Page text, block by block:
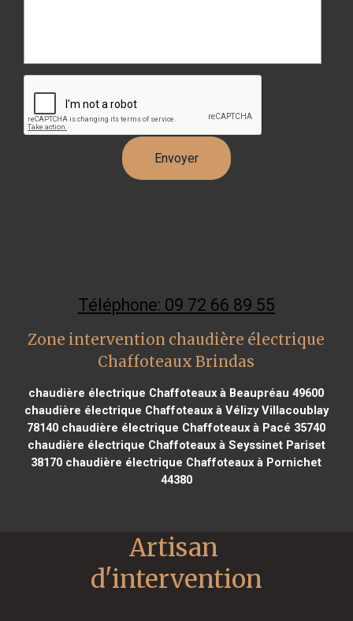
Téléphone: 09 72 66 89 55
Zone intervention chaudière électrique
Chaffoteaux Brindas
chaudière électrique Chaffoteaux à Beaupréau 49600
chaudière électrique Chaffoteaux à Vélizy Villacoublay
78140 chaudière électrique Chaffoteaux à Pacé 35740
chaudière électrique Chaffoteaux à Seyssinet Pariset
38170 chaudière électrique Chaffoteaux à Pornichet
44380
Artisan
d'intervention